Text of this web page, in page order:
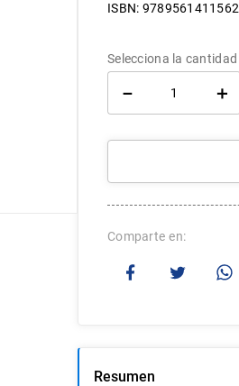
ISBN: 9789561411562
＋
－
Comparte
Resumen